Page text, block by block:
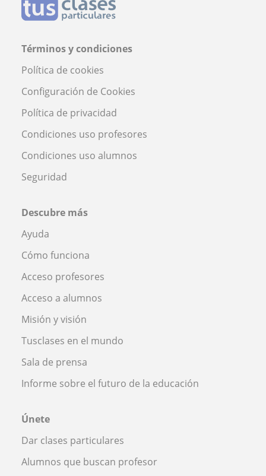
Términos y condiciones
Política de cookies
Configuración de Cookies
Política de privacidad
Condiciones uso profesores
Condiciones uso alumnos
Seguridad
Descubre más
Ayuda
Cómo funciona
Acceso profesores
Acceso a alumnos
Misión y visión
Tusclases en el mundo
Sala de prensa
Informe sobre el futuro de la educación
Únete
Dar clases particulares
Alumnos que buscan profesor